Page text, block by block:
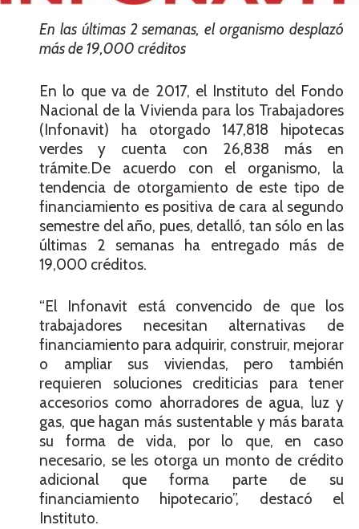
En las últimas 2 semanas, el organismo desplazó
más de 19,000 créditos
En lo que va de 2017, el Instituto del Fondo
Nacional de la Vivienda para los Trabajadores
(Infonavit) ha otorgado 147,818 hipotecas
verdes y cuenta con 26,838 más en
trámite.De acuerdo con el organismo, la
tendencia de otorgamiento de este tipo de
financiamiento es positiva de cara al segundo
semestre del año, pues, detalló, tan sólo en las
últimas 2 semanas ha entregado más de
19,000 créditos.
“El Infonavit está convencido de que los
trabajadores necesitan alternativas de
financiamiento para adquirir, construir, mejorar
o ampliar sus viviendas, pero también
requieren soluciones crediticias para tener
accesorios como ahorradores de agua, luz y
gas, que hagan más sustentable y más barata
su forma de vida, por lo que, en caso
necesario, se les otorga un monto de crédito
adicional que forma parte de su
financiamiento hipotecario”, destacó el
Instituto.